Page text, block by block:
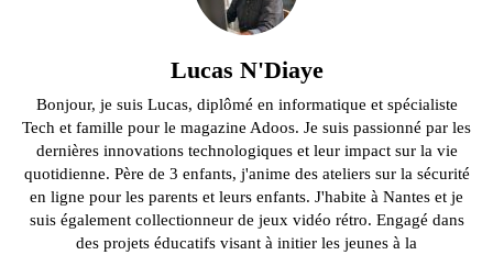
Lucas N'Diaye
Bonjour, je suis Lucas, diplômé en informatique et spécialiste
Tech et famille pour le magazine Adoos. Je suis passionné par les
dernières innovations technologiques et leur impact sur la vie
quotidienne. Père de 3 enfants, j'anime des ateliers sur la sécurité
en ligne pour les parents et leurs enfants. J'habite à Nantes et je
suis également collectionneur de jeux vidéo rétro. Engagé dans
des projets éducatifs visant à initier les jeunes à la